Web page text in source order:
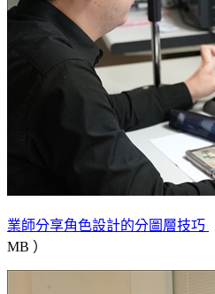
業師分享角色設計的分圖層技巧
MB ）